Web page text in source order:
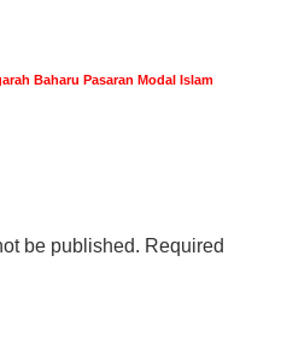
Baharu Pasaran Modal Islam
be published. Required